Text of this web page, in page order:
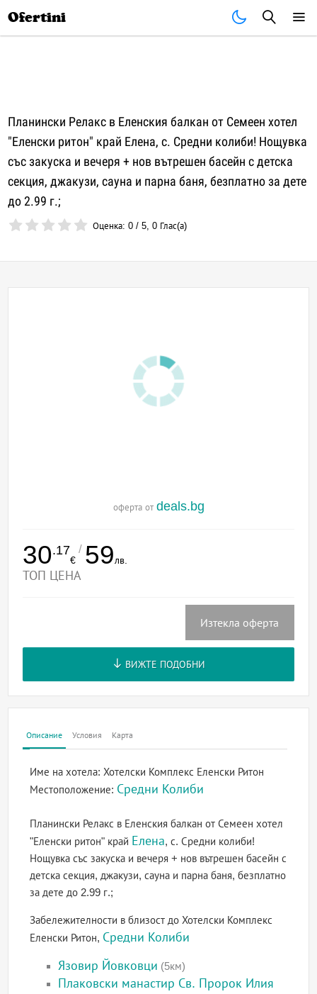
Ofertini
Планински Релакс в Еленския балкан от Семеен хотел
"Еленски ритон" край Елена, с. Средни колиби! Нощувка
със закуска и вечеря + нов вътрешен басейн с детска
секция, джакузи, сауна и парна баня, безплатно за дете
до 2.99 г.;
Оценка:0 /5,0 Глас(а)
оферта от deals.bg
30.17
€
/ 59лв.
ТОП ЦЕНА
Изтекла оферта
ВИЖТЕ ПОДОБНИ
Описание Условия Карта
Име на хотела: Хотелски Комплекс Еленски Ритон
Местоположение: Средни Колиби
Планински Релакс в Еленския балкан от Семеен хотел
"Еленски ритон" край Елена, с. Средни колиби!
Нощувка със закуска и вечеря + нов вътрешен басейн с
детска секция, джакузи, сауна и парна баня, безплатно
за дете до 2.99 г.;
Забележителности в близост до Хотелски Комплекс
Еленски Ритон, Средни Колиби
Язовир Йовковци (5км)
Плаковски манастир Св. Пророк Илия